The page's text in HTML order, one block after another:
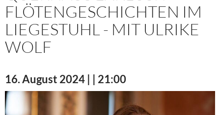
FLÖTENGESCHICHTEN IM
LIEGESTUHL - MIT ULRIKE
WOLF
16. August 2024 | | 21:00